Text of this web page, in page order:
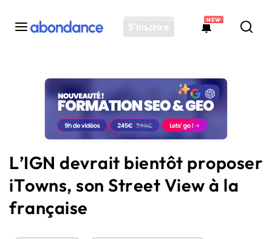
S'inscrire
NEW
Toutes les actus
Actus SEO
Plateforme
Solutions
Ressources
Audit SEO
L’IGN devrait bientôt proposer
iTowns, son Street View à la
française